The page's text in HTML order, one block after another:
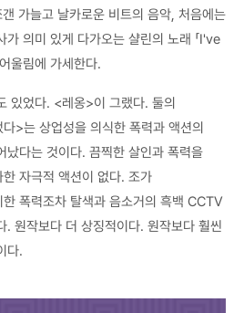
가늘고 날카로운 비트의 음악, 처음에는
의미 있게 다가오는 샬린의 노래 「I've
울림에 가세한다.
있었다. <레옹>이 그랬다. 둘의
>는 상업성을 의식한 폭력과 액션의
났다는 것이다. 끔찍한 살인과 폭력을
자극적 액션이 없다. 조가
폭력조차 탈색과 음소거의 흑백 CCTV
. 원작보다 더 상징적이다. 원작보다 훨씬
다.